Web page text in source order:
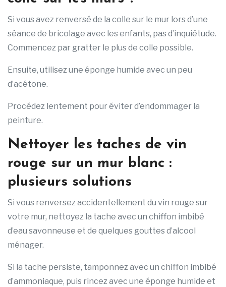
Si vous avez renversé de la colle sur le mur lors d’une
séance de bricolage avec les enfants, pas d’inquiétude.
Commencez par gratter le plus de colle possible.
Ensuite, utilisez une éponge humide avec un peu
d’acétone.
Procédez lentement pour éviter d’endommager la
peinture.
Nettoyer les taches de vin
rouge sur un mur blanc :
plusieurs solutions
Si vous renversez accidentellement du vin rouge sur
votre mur, nettoyez la tache avec un chiffon imbibé
d’eau savonneuse et de quelques gouttes d’alcool
ménager.
Si la tache persiste, tamponnez avec un chiffon imbibé
d’ammoniaque, puis rincez avec une éponge humide et